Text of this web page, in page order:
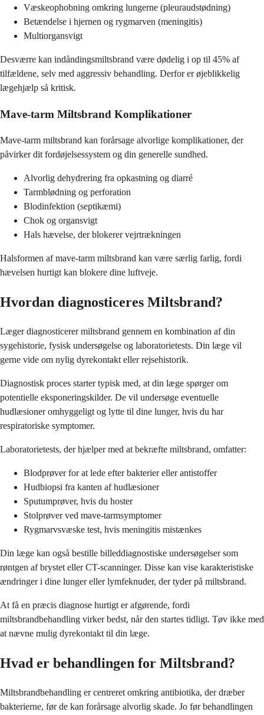
Væskeophobning omkring lungerne (pleuraudstødning)
Betændelse i hjernen og rygmarven (meningitis)
Multiorgansvigt
Desværre kan indåndingsmiltsbrand være dødelig i op til 45% af
tilfældene, selv med aggressiv behandling. Derfor er øjeblikkelig
lægehjælp så kritisk.
Mave-tarm Miltsbrand Komplikationer
Mave-tarm miltsbrand kan forårsage alvorlige komplikationer, der
påvirker dit fordøjelsessystem og din generelle sundhed.
Alvorlig dehydrering fra opkastning og diarré
Tarmblødning og perforation
Blodinfektion (septikæmi)
Chok og organsvigt
Hals hævelse, der blokerer vejrtrækningen
Halsformen af mave-tarm miltsbrand kan være særlig farlig, fordi
hævelsen hurtigt kan blokere dine luftveje.
Hvordan diagnosticeres Miltsbrand?
Læger diagnosticerer miltsbrand gennem en kombination af din
sygehistorie, fysisk undersøgelse og laboratorietests. Din læge vil
gerne vide om nylig dyrekontakt eller rejsehistorik.
Diagnostisk proces starter typisk med, at din læge spørger om
potentielle eksponeringskilder. De vil undersøge eventuelle
hudlæsioner omhyggeligt og lytte til dine lunger, hvis du har
respiratoriske symptomer.
Laboratorietests, der hjælper med at bekræfte miltsbrand, omfatter:
Blodprøver for at lede efter bakterier eller antistoffer
Hudbiopsi fra kanten af hudlæsioner
Sputumprøver, hvis du hoster
Stolprøver ved mave-tarmsymptomer
Rygmarvsvæske test, hvis meningitis mistænkes
Din læge kan også bestille billeddiagnostiske undersøgelser som
røntgen af brystet eller CT-scanninger. Disse kan vise karakteristiske
ændringer i dine lunger eller lymfeknuder, der tyder på miltsbrand.
At få en præcis diagnose hurtigt er afgørende, fordi
miltsbrandbehandling virker bedst, når den startes tidligt. Tøv ikke med
at nævne mulig dyrekontakt til din læge.
Hvad er behandlingen for Miltsbrand?
Miltsbrandbehandling er centreret omkring antibiotika, der dræber
bakterierne, før de kan forårsage alvorlig skade. Jo før behandlingen